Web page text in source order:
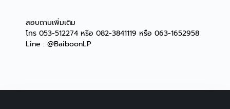
สอบถามเพิ่มเติม
โทร 053-512274 หรือ 082-3841119 หรือ 063-1652958
Line : @BaiboonLP